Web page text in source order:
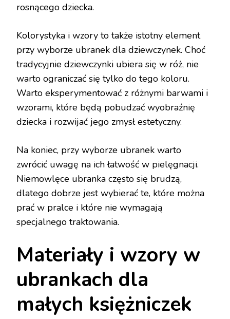
rosnącego dziecka.
Kolorystyka i wzory to także istotny element
przy wyborze ubranek dla dziewczynek. Choć
tradycyjnie dziewczynki ubiera się w róż, nie
warto ograniczać się tylko do tego koloru.
Warto eksperymentować z różnymi barwami i
wzorami, które będą pobudzać wyobraźnię
dziecka i rozwijać jego zmysł estetyczny.
Na koniec, przy wyborze ubranek warto
zwrócić uwagę na ich łatwość w pielęgnacji.
Niemowlęce ubranka często się brudzą,
dlatego dobrze jest wybierać te, które można
prać w pralce i które nie wymagają
specjalnego traktowania.
Materiały i wzory w
ubrankach dla
małych księżniczek